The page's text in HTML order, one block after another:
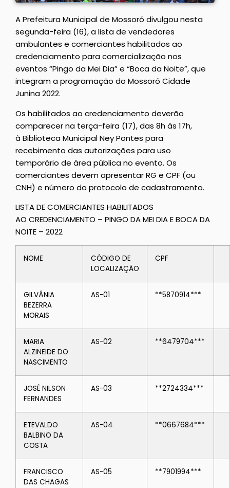
A Prefeitura Municipal de Mossoró divulgou nesta
segunda-feira (16), a lista de vendedores
ambulantes e comerciantes habilitados ao
credenciamento para comercialização nos
eventos “Pingo da Mei Dia” e “Boca da Noite”, que
integram a programação do Mossoró Cidade
Junina 2022.
Os habilitados ao credenciamento deverão
comparecer na terça-feira (17), das 8h às 17h,
à Biblioteca Municipal Ney Pontes para
recebimento das autorizações para uso
temporário de área pública no evento. Os
comerciantes devem apresentar RG e CPF (ou
CNH) e número do protocolo de cadastramento.
LISTA DE COMERCIANTES HABILITADOS
AO CREDENCIAMENTO – PINGO DA MEI DIA E BOCA DA
NOITE – 2022
NOME
CÓDIGO DE
LOCALIZAÇÃO
CPF
GILVÂNIA
BEZERRA
MORAIS
AS-01 **5870914***
MARIA
ALZINEIDE DO
NASCIMENTO
AS-02 **6479704***
JOSÉ NILSON
FERNANDES
AS-03 **2724334***
ETEVALDO
BALBINO DA
COSTA
AS-04 **0667684***
FRANCISCO
DAS CHAGAS
AS-05 **7901994***